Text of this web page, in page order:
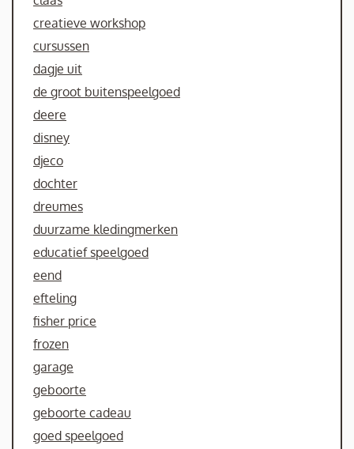
creatieve workshop
cursussen
dagje uit
de groot buitenspeelgoed
deere
disney
djeco
dochter
dreumes
duurzame kledingmerken
educatief speelgoed
eend
efteling
fisher price
frozen
garage
geboorte
geboorte cadeau
goed speelgoed